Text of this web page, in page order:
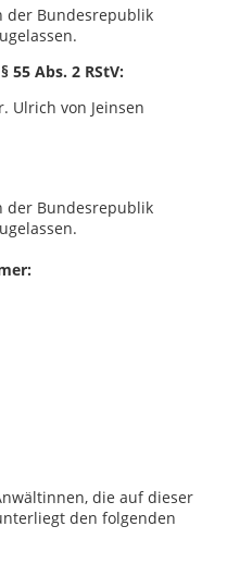
der Bundesrepublik
Abs. 2 RStV:
Ulrich von Jeinsen
der Bundesrepublik
die auf dieser
den folgenden